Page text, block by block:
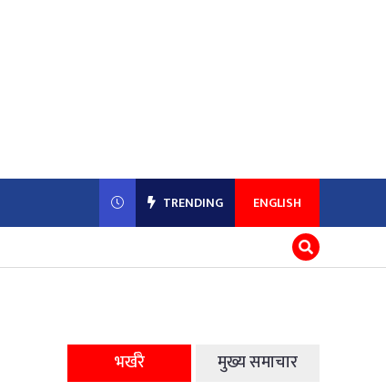
TRENDING ENGLISH
भर्खरै मुख्य समाचार